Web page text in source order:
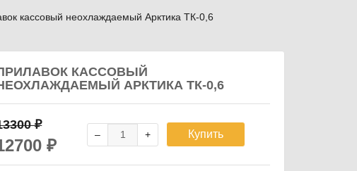
Оборудование входной зоны
кассовый неохлаждаемый Арктика ТК-0,6
КАССОВЫЙ
АРКТИКА ТК-0,6
₽
₽
Купить